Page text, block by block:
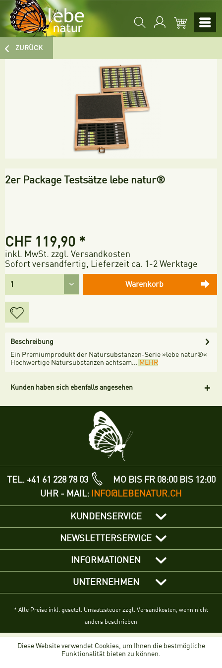
ZURÜCK
2er Package Testsätze lebe natur®
CHF 119,90 *
inkl. MwSt. zzgl. Versandkosten
Sofort versandfertig, Lieferzeit ca. 1-2 Werktage
Warenkorb
Beschreibung
Ein Premiumprodukt der Natursubstanzen-Serie »lebe natur®«
Hochwertige Natursubstanzen achtsam... MEHR
Kunden haben sich ebenfalls angesehen
TEL. +41 61 228 78 03
MO BIS FR 08:00 BIS 12:00
UHR - MAIL: INFO@LEBENATUR.CH
KUNDENSERVICE
NEWSLETTERSERVICE
INFORMATIONEN
UNTERNEHMEN
* Alle Preise inkl. gesetzl. Umsatzsteuer zzgl. Versandkosten, wenn nicht
anders beschrieben
Diese Website verwendet Cookies, um Ihnen die bestmögliche
Funktionalität bieten zu können.